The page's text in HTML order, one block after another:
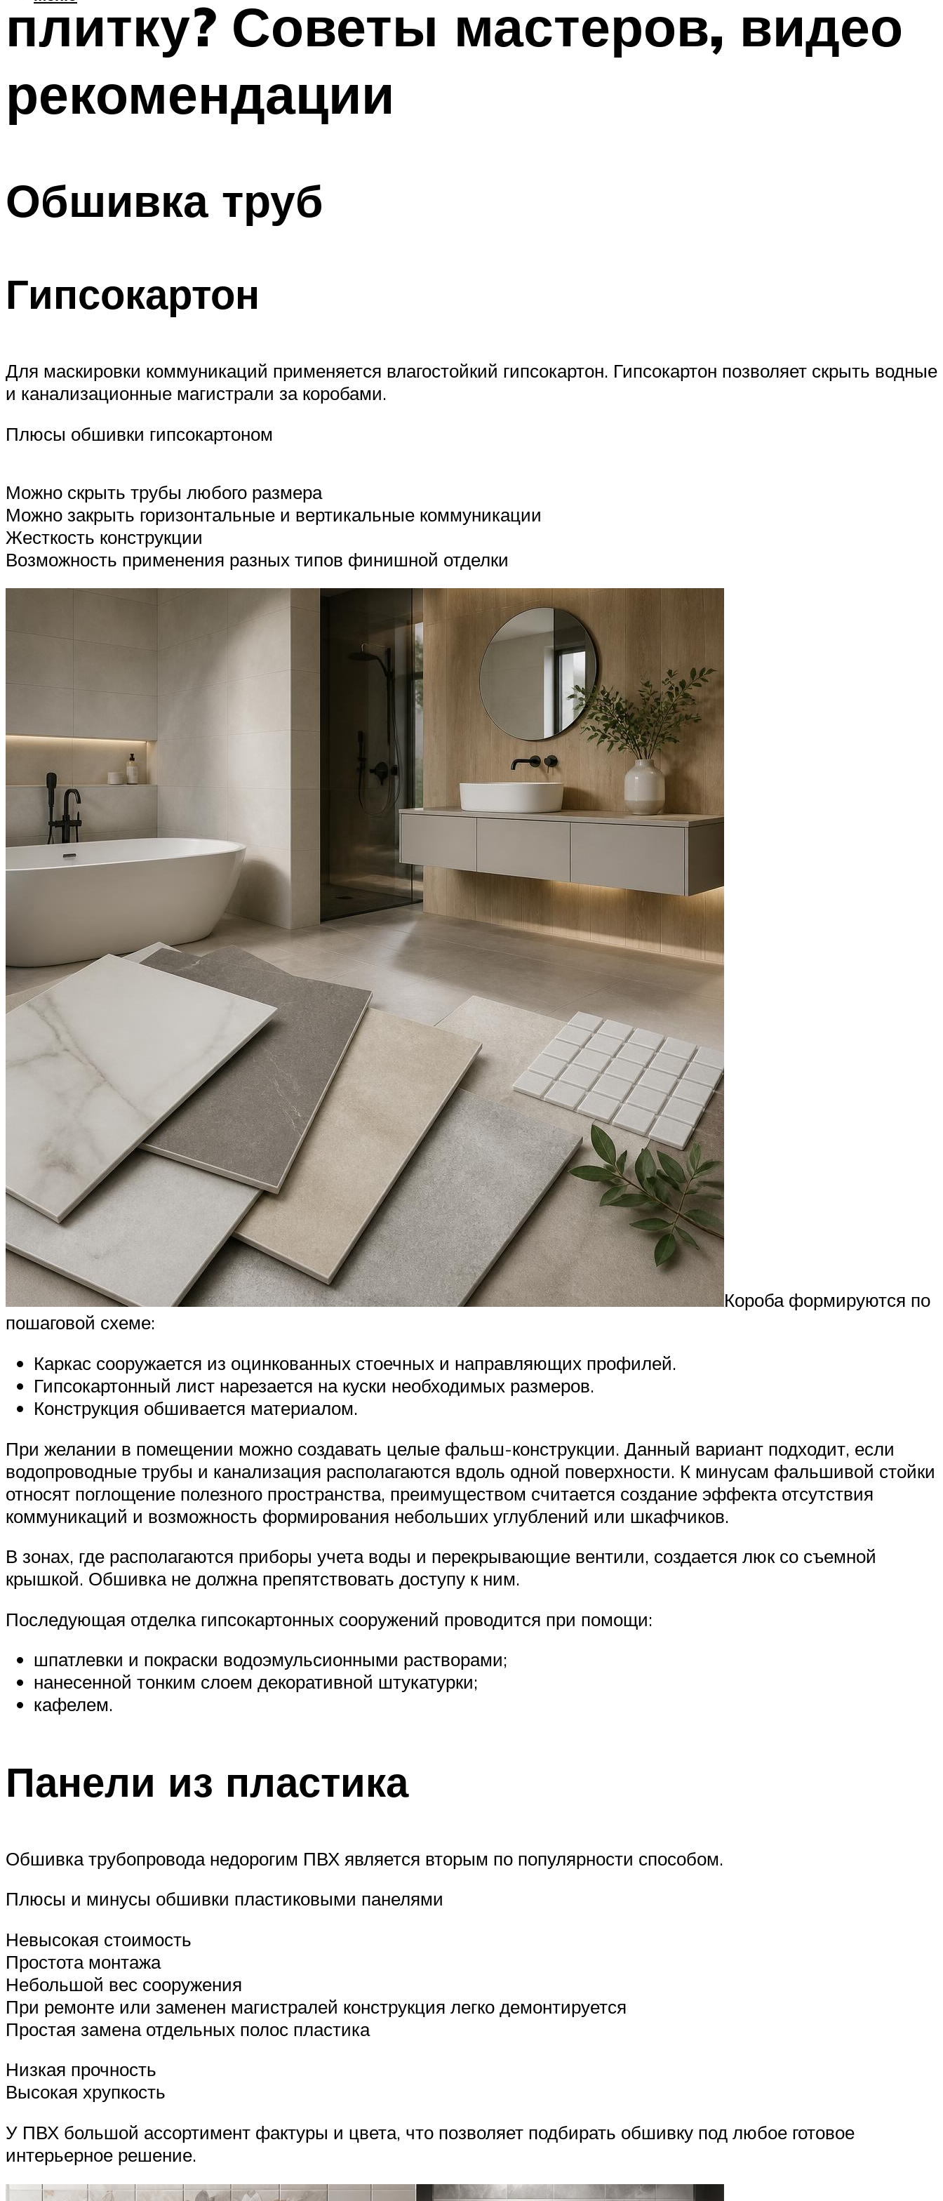
плитку? Советы мастеров, видео
рекомендации
Обшивка труб
Гипсокартон
Для маскировки коммуникаций применяется влагостойкий гипсокартон. Гипсокартон позволяет скрыть водные
и канализационные магистрали за коробами.
Плюсы обшивки гипсокартоном
Можно скрыть трубы любого размера
Можно закрыть горизонтальные и вертикальные коммуникации
Жесткость конструкции
Возможность применения разных типов финишной отделки
Короба формируются по
пошаговой схеме:
Каркас сооружается из оцинкованных стоечных и направляющих профилей.
Гипсокартонный лист нарезается на куски необходимых размеров.
Конструкция обшивается материалом.
При желании в помещении можно создавать целые фальш-конструкции. Данный вариант подходит, если
водопроводные трубы и канализация располагаются вдоль одной поверхности. К минусам фальшивой стойки
относят поглощение полезного пространства, преимуществом считается создание эффекта отсутствия
коммуникаций и возможность формирования небольших углублений или шкафчиков.
В зонах, где располагаются приборы учета воды и перекрывающие вентили, создается люк со съемной
крышкой. Обшивка не должна препятствовать доступу к ним.
Последующая отделка гипсокартонных сооружений проводится при помощи:
шпатлевки и покраски водоэмульсионными растворами;
нанесенной тонким слоем декоративной штукатурки;
кафелем.
Панели из пластика
Обшивка трубопровода недорогим ПВХ является вторым по популярности способом.
Плюсы и минусы обшивки пластиковыми панелями
Невысокая стоимость
Простота монтажа
Небольшой вес сооружения
При ремонте или заменен магистралей конструкция легко демонтируется
Простая замена отдельных полос пластика
Низкая прочность
Высокая хрупкость
У ПВХ большой ассортимент фактуры и цвета, что позволяет подбирать обшивку под любое готовое
интерьерное решение.